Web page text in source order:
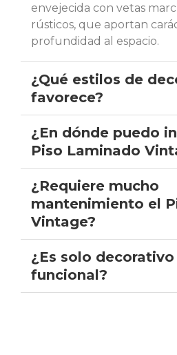
envejecida con vetas
rústicos, que aportan
profundidad al espacio.
¿Qué estilos de
favorece?
¿En dónde puedo
Piso Laminado
¿Requiere mucho
mantenimiento el
Vintage?
¿Es solo
funcional?